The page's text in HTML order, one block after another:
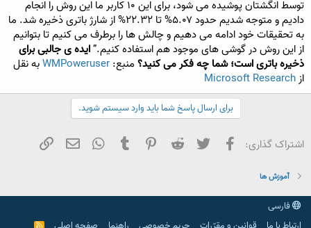
توسط انگشتان پوشیده می شود، برای این ۱۰ کاربر ما این روش را انجام
دادیم و متوجه شدیم حدود ۵.۰۷% تا ۲۲.۳۲% از شارژ باتری ذخیره شد. ما
به تحقیقات خود ادامه می دهیم و چالش ها را برطرف می کنیم تا بتوانیم
از این روش در گوشی های موجود هم استفاده کنیم.”ایده ی جالبی برای
ذخیره باتری است؛ شما چه فکر می کنید؟ منبع: WMPoweruserبه نقل
از Microsoft Research
برای ارسال پاسخ شما باید وارد سیستم شوید.
اشتراک گذاری: فیسبوک تویتر Reddit
Pinterest
Tumblr
WhatsApp
ایمیل
آموزش ها
فارسی
R